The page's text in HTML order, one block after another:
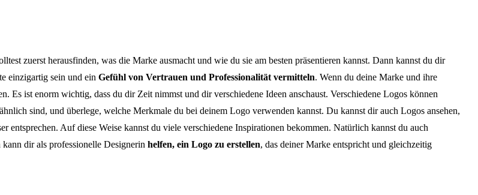
zuerst herausfinden, was die Marke ausmacht und wie du sie am besten präsentieren kannst. Dann kannst du dir
einzigartig sein und ein Gefühl von Vertrauen und Professionalität vermitteln. Wenn du deine Marke und ihre
ist enorm wichtig, dass du dir Zeit nimmst und dir verschiedene Ideen anschaust. Verschiedene Logos können
sind, und überlege, welche Merkmale du bei deinem Logo verwenden kannst. Du kannst dir auch Logos ansehen,
entsprechen. Auf diese Weise kannst du viele verschiedene Inspirationen bekommen. Natürlich kannst du auch
dir als professionelle Designerin helfen, ein Logo zu erstellen, das deiner Marke entspricht und gleichzeitig